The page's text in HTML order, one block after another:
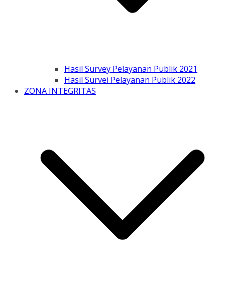
Hasil Survey Pelayanan Publik 2021
Hasil Survei Pelayanan Publik 2022
ZONA INTEGRITAS